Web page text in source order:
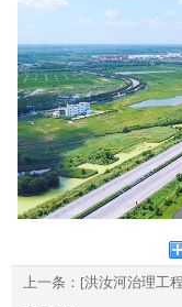
上一条： [洪汝河治理工